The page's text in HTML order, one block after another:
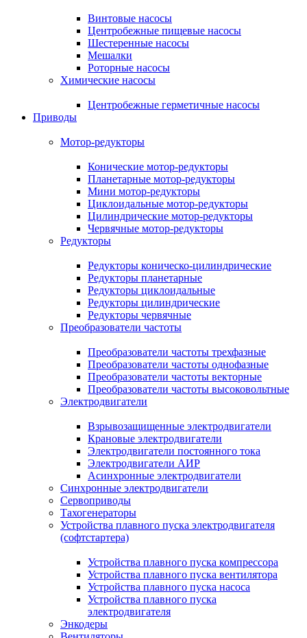
Винтовые насосы
Центробежные пищевые насосы
Шестеренные насосы
Мешалки
Роторные насосы
Химические насосы
Центробежные герметичные насосы
Приводы
Мотор-редукторы
Конические мотор-редукторы
Планетарные мотор-редукторы
Мини мотор-редукторы
Циклоидальные мотор-редукторы
Цилиндрические мотор-редукторы
Червячные мотор-редукторы
Редукторы
Редукторы коническо-цилиндрические
Редукторы планетарные
Редукторы циклоидальные
Редукторы цилиндрические
Редукторы червячные
Преобразователи частоты
Преобразователи частоты трехфазные
Преобразователи частоты однофазные
Преобразователи частоты векторные
Преобразователи частоты высоковольтные
Электродвигатели
Взрывозащищенные электродвигатели
Крановые электродвигатели
Электродвигатели постоянного тока
Электродвигатели АИР
Асинхронные электродвигатели
Синхронные электродвигатели
Сервоприводы
Тахогенераторы
Устройства плавного пуска электродвигателя
(софтстартера)
Устройства плавного пуска компрессора
Устройства плавного пуска вентилятора
Устройства плавного пуска насоса
Устройства плавного пуска
электродвигателя
Энкодеры